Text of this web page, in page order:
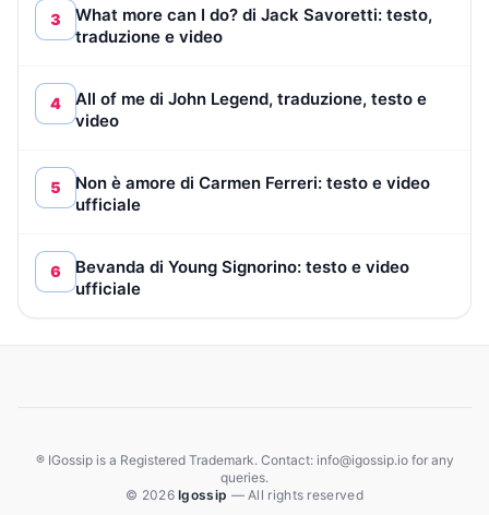
3
What more can I do? di Jack Savoretti: testo,
traduzione e video
4
All of me di John Legend, traduzione, testo e
video
5
Non è amore di Carmen Ferreri: testo e video
ufficiale
6
Bevanda di Young Signorino: testo e video
ufficiale
® IGossip is a Registered Trademark. Contact: info@igossip.io for any
queries.
© 2026Igossip — All rights reserved